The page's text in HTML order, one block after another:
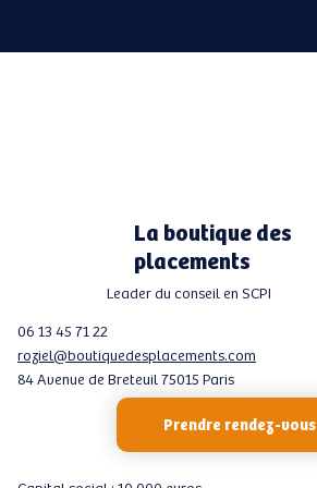
La boutique des
placements
Leader du conseil en SCPI
06 13 45 71 22
roziel@boutiquedesplacements.com
84 Avenue de Breteuil 75015 Paris
Prendre rendez-vous